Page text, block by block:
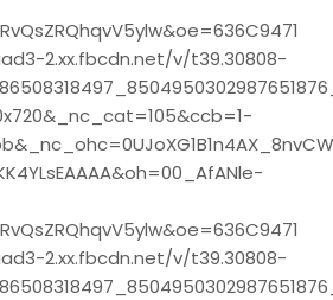
2.xx.fbcdn.net/v/t39.30808-
2.xx.fbcdn.net/v/t39.30808-